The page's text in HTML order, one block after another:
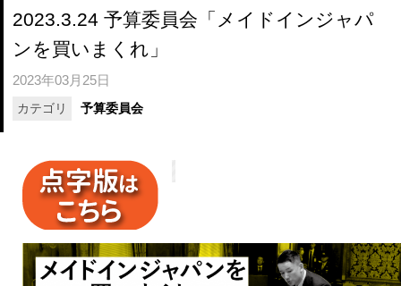
2023.3.24 予算委員会「メイドインジャパ
ンを買いまくれ」
2023年03月25日
カテゴリ 予算委員会